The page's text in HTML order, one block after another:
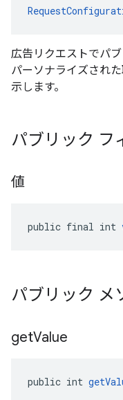
広告リクエストでパ
パーソナライズされ
示します。
パブリック フ
値
public final int
パブリック メ
getValue
public int